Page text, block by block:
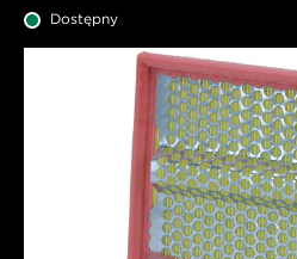
Dostępny